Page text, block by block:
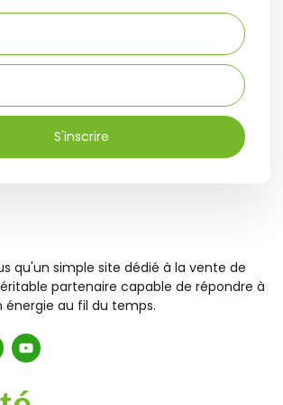
1500ah
1500W
150A
159
197
(0)
198
200
(0)
188
190
( 0)
177
(0)
S'inscrire
qu'un simple site dédié à la vente de
partenaire capable de répondre à
énergie au fil du temps.